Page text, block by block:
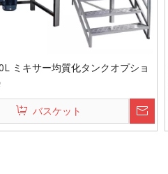
ミキサー均質化タンクオプショ
バスケット